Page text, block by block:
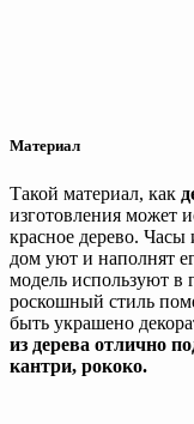
Материал
Такой материал, как
изготовления может
красное дерево. Часы
дом уют и наполнят
модель используют в
роскошный стиль
быть украшено
из дерева отлично
кантри, рококо.